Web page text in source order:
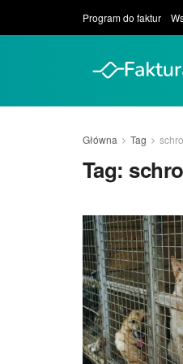
Program do faktur
Główna Tag
Tag: